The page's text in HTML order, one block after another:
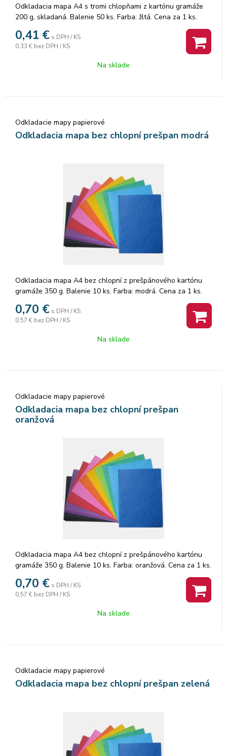
Odkladacia mapa A4 s tromi chlopňami z kartónu gramáže
200 g, skladaná. Balenie 50 ks. Farba: žltá. Cena za 1 ks.
0,41 € s DPH / KS
0,33 € bez DPH / KS
Na sklade
Odkladacie mapy papierové
Odkladacia mapa bez chlopní prešpan modrá
Odkladacia mapa A4 bez chlopní z prešpánového kartónu
gramáže 350 g. Balenie 10 ks. Farba: modrá. Cena za 1 ks.
0,70 € s DPH / KS
0,57 € bez DPH / KS
Na sklade
Odkladacie mapy papierové
Odkladacia mapa bez chlopní prešpan
oranžová
Odkladacia mapa A4 bez chlopní z prešpánového kartónu
gramáže 350 g. Balenie 10 ks. Farba: oranžová. Cena za 1 ks.
0,70 € s DPH / KS
0,57 € bez DPH / KS
Na sklade
Odkladacie mapy papierové
Odkladacia mapa bez chlopní prešpan zelená